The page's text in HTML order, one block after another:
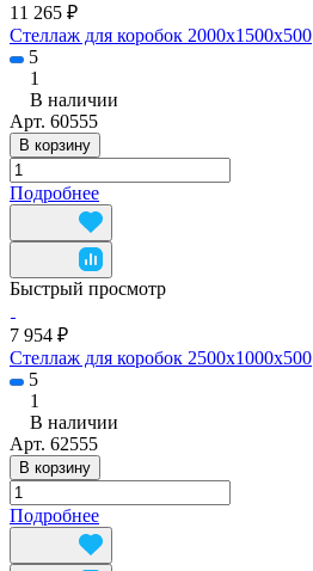
11 265 ₽
Стеллаж для коробок 2000x1500x500
5
1
В наличии
Арт. 60555
В корзину
Подробнее
Быстрый просмотр
7 954 ₽
Стеллаж для коробок 2500х1000х500
5
1
В наличии
Арт. 62555
В корзину
Подробнее